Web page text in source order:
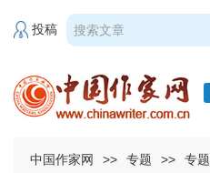
投稿
中国作家网 >> 专题 >> 专题